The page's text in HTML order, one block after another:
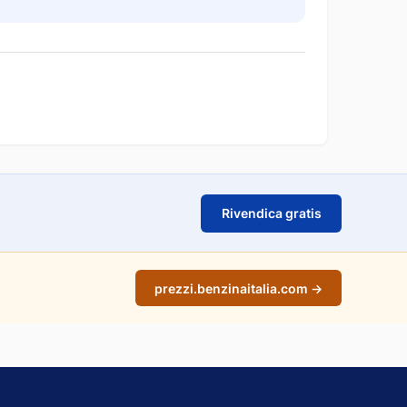
Rivendica gratis
prezzi.benzinaitalia.com →